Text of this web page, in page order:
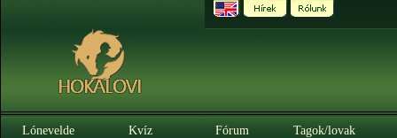
Lónevelde Kvíz Fórum Tagok/lovak